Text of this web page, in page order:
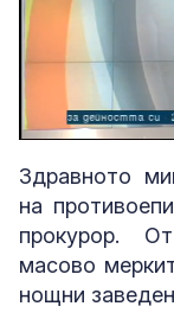
Unmute
Здравното
на
прокурор.
масово
нощни